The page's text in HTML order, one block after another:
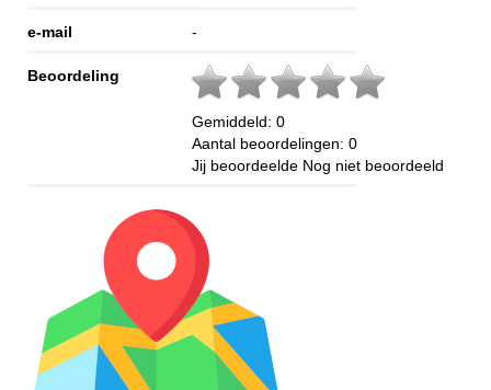
e-mail -
Beoordeling
Gemiddeld: 0
Aantal beoordelingen: 0
Jij beoordeelde Nog niet beoordeeld